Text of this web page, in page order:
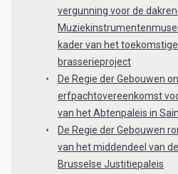
vergunning voor de
kader van het
brasserieproject
De Regie der Gebouwen
erfpachtovereenkomst
van het Abtenpaleis in
De Regie der Gebouwen
van het middendeel van
Brusselse Justitiepaleis